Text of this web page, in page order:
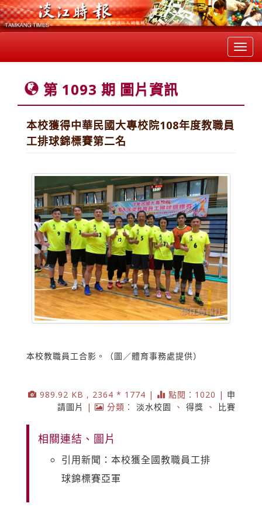
第 1093 期 圖片資訊
本校獲得中華民國大專校院108年度教職員
工排球錦標賽第二名
本校教職員工合影。（圖／體育事務處提供）
989.92 KB , 2364 * 1774 | 點閱：1020 | 申
請圖片
| 分類： 淡水校園 、 得獎 、 比賽
相關連結、圖片
引用新聞：本校獲全國教職員工排
球錦標賽亞軍